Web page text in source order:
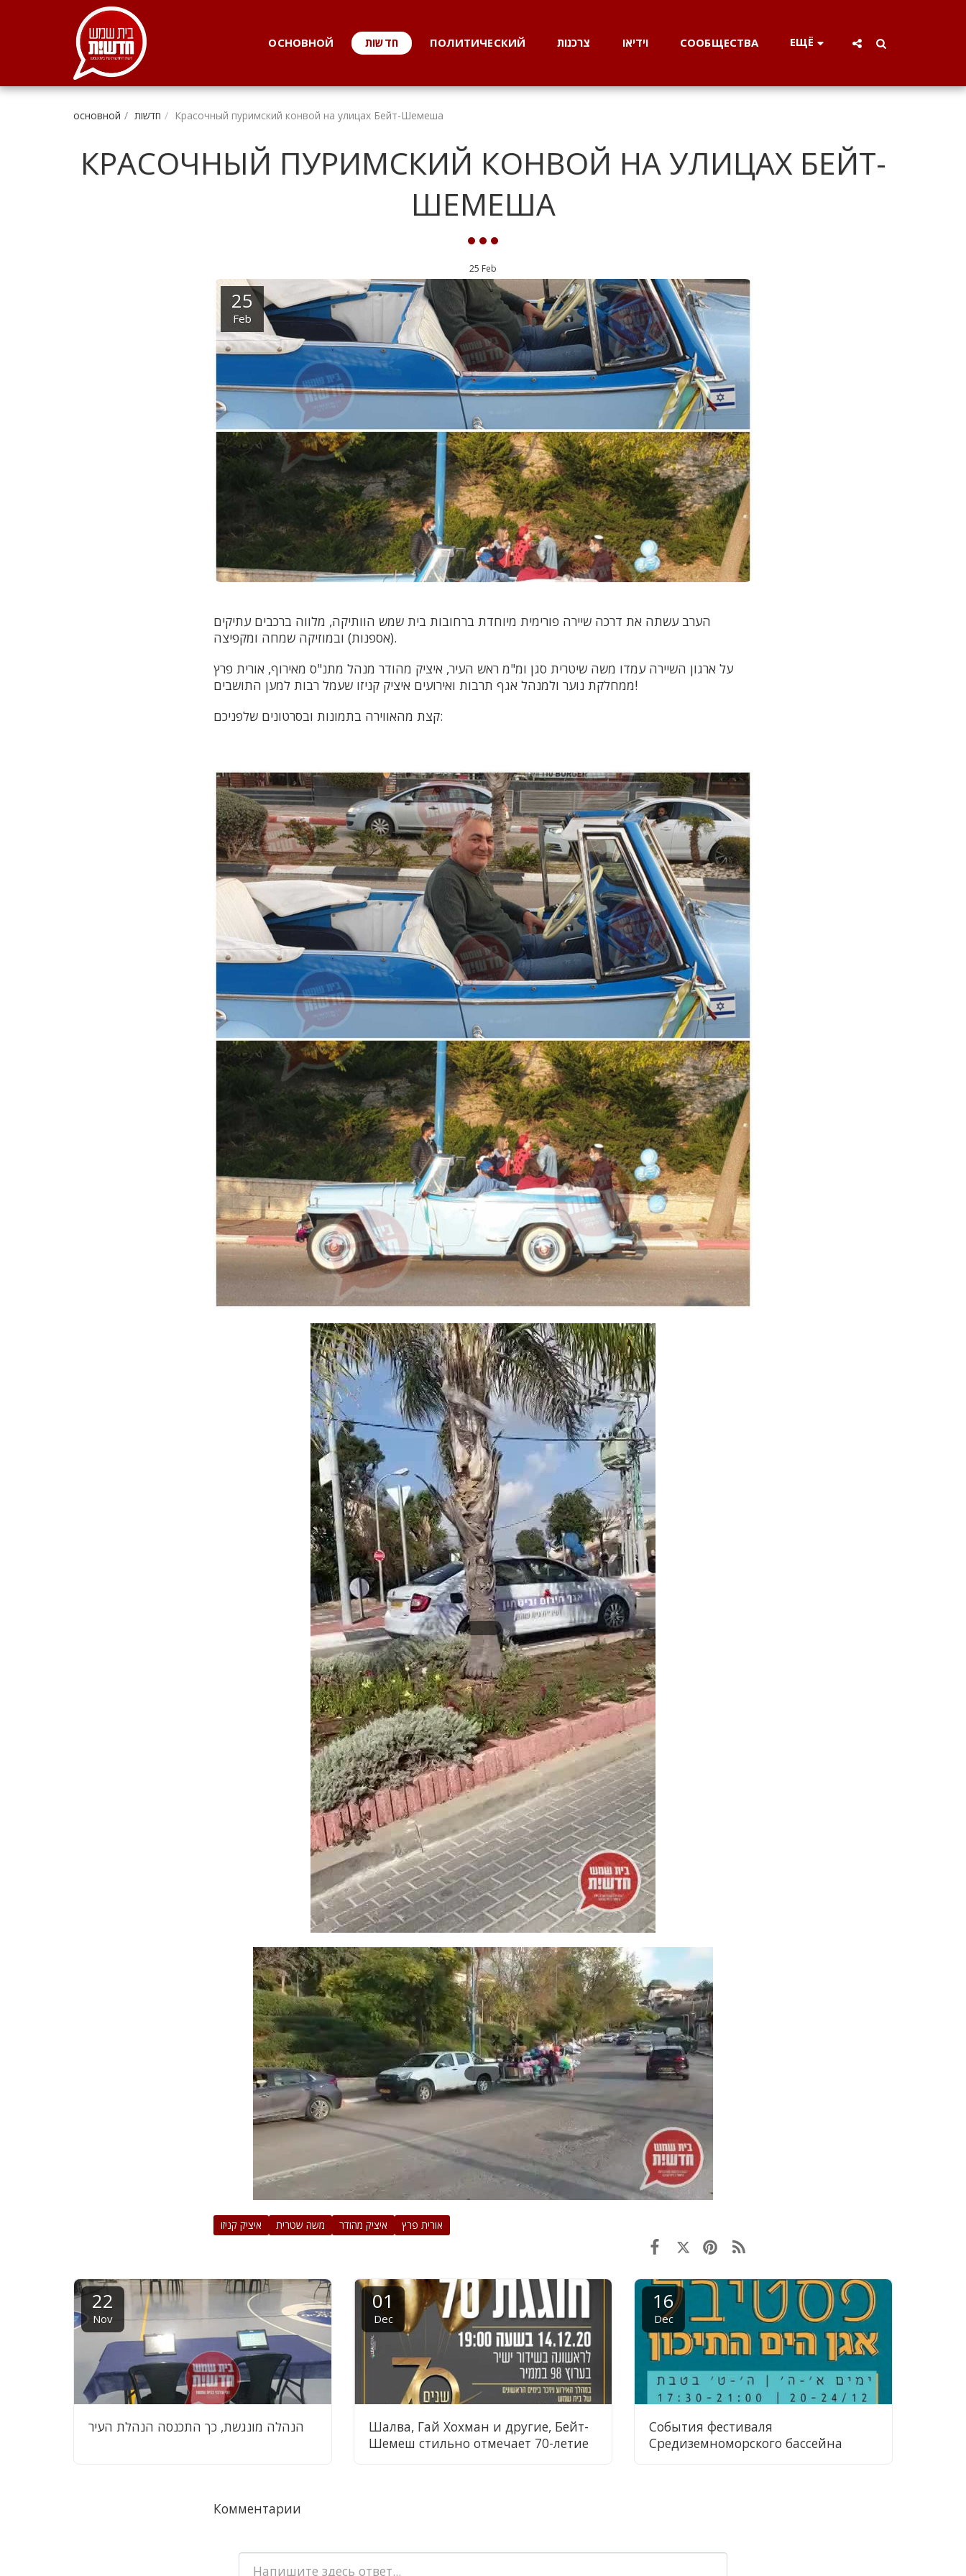
ОСНОВНОЙ חדשות ПОЛИТИЧЕСКИЙ צרכנות וידיאו СООБЩЕСТВА ЕЩЁ
основной חדשות Красочный пуримский конвой на улицах Бейт-Шемеша
КРАСОЧНЫЙ ПУРИМСКИЙ КОНВОЙ НА УЛИЦАХ БЕЙТ-
ШЕМЕША
25 Feb
25
Feb
הערב עשתה את דרכה שיירה פורימית מיוחדת ברחובות בית שמש הוותיקה, מלווה ברכבים עתיקים
(אספנות) ובמוזיקה שמחה ומקפיצה.
על ארגון השיירה עמדו משה שיטרית סגן ומ"מ ראש העיר, איציק מהודר מנהל מתנ"ס מאירוף, אורית פרץ
ממחלקת נוער ולמנהל אגף תרבות ואירועים איציק קניזו שעמל רבות למען התושבים!
קצת מהאווירה בתמונות ובסרטונים שלפניכם:
איציק קניזו משה שטרית איציק מהודר אורית פרץ
22
Nov
הנהלה מונגשת, כך התכנסה הנהלת העיר
01
Dec
Шалва, Гай Хохман и другие, Бейт-
Шемеш стильно отмечает 70-летие
16
Dec
События фестиваля
Средиземноморского бассейна
Комментарии